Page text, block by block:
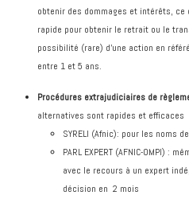
obtenir des dommages et intérêts,
rapide pour obtenir le retrait ou le
possibilité (rare) d’une action en
entre 1 et 5 ans.
Procédures extrajudiciaires de
alternatives sont rapides et efficaces
SYRELI (Afnic): pour les noms
PARL EXPERT (AFNIC-OMPI) :
avec le recours à un expert
décision en 2 mois